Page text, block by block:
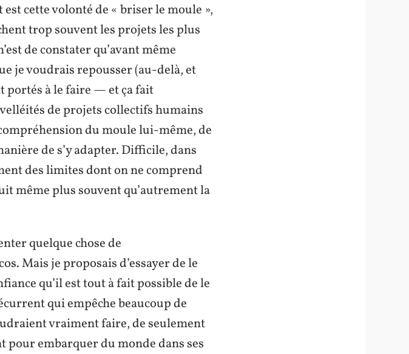
cette volonté de « briser le moule »,
trop souvent les projets les plus
de constater qu’avant même
je voudrais repousser (au-delà, et
portés à le faire — et ça fait
de projets collectifs humains
du moule lui-même, de
de s’y adapter. Difficile, dans
des limites dont on ne comprend
même plus souvent qu’autrement la
quelque chose de
Mais je proposais d’essayer de le
qu’il est tout à fait possible de le
qui empêche beaucoup de
vraiment faire, de seulement
pour embarquer du monde dans ses